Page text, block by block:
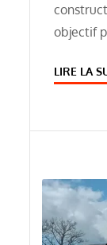
objectif
LIRE LA